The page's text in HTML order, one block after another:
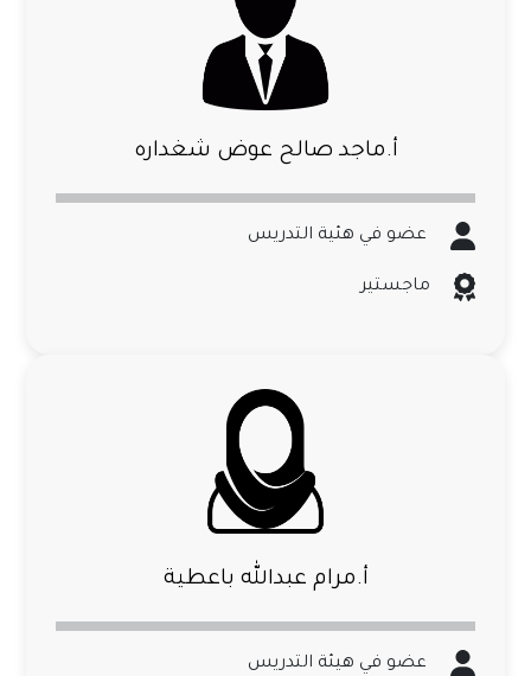
أ.ماجد صالح عوض شغداره
عضو في هئية التدريس
ماجستير
أ.مرام عبدالله باعطية
عضو في هيئة التدريس